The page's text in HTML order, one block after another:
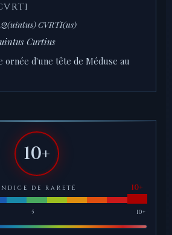
CVRTI(us)
Curtius
ornée d'une tête de Méduse au
10+
DE RARETÉ
5 10+